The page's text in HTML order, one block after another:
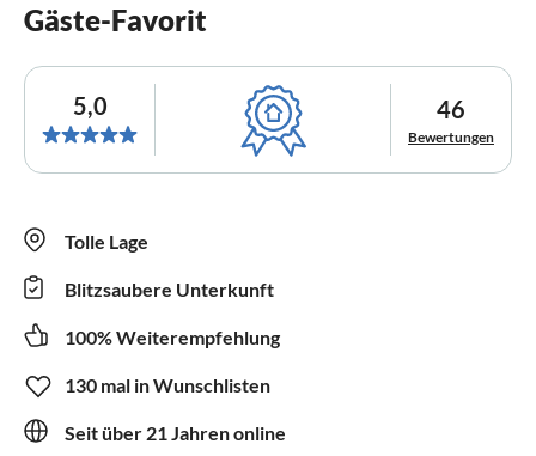
Gäste-Favorit
5,0 46
Bewertungen
Tolle Lage
Blitzsaubere Unterkunft
100% Weiterempfehlung
130 mal in Wunschlisten
Seit über 21 Jahren online